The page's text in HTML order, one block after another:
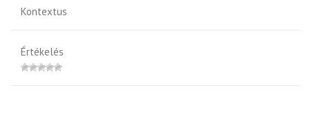
Kontextus
Értékelés